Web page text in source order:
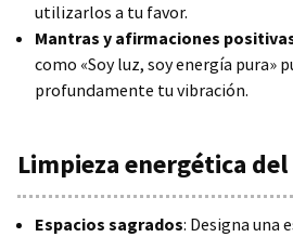
utilizarlos a tu favor.
Mantras y afirmaciones
como «Soy luz, soy energía pura»
profundamente tu vibración.
Limpieza energética
Espacios sagrados: Designa una